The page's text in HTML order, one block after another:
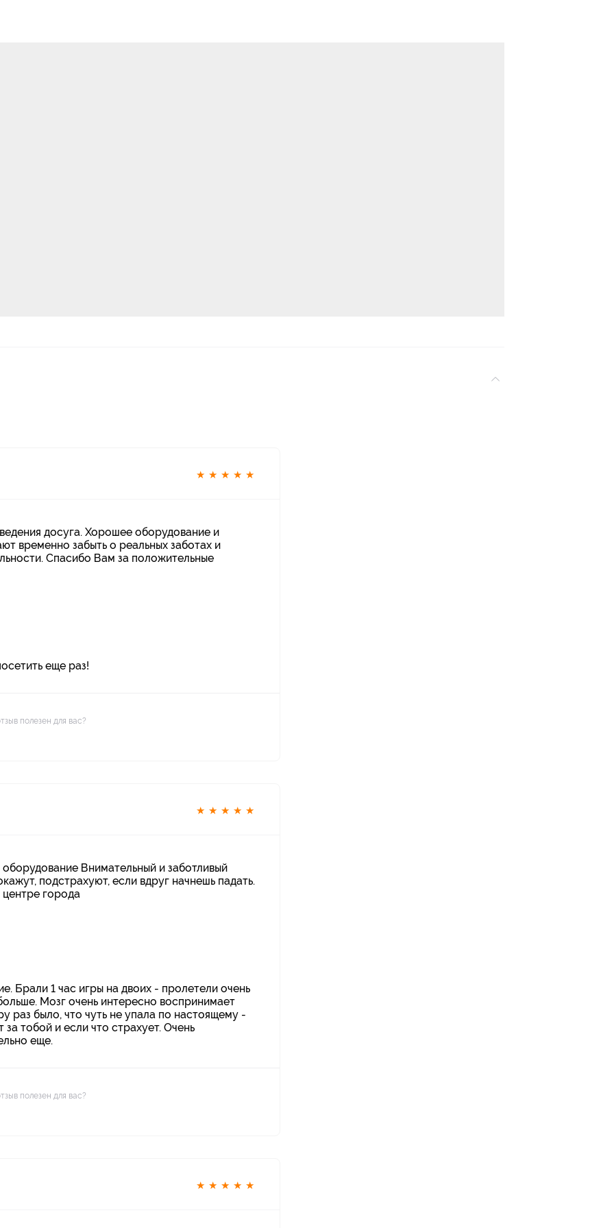
★ ★ ★ ★ ★
досуга. Хорошее оборудование и
временно забыть о реальных заботах и
Спасибо Вам за положительные
еще раз!
полезен для вас?
★ ★ ★ ★ ★
Внимательный и заботливый
подстрахуют, если вдруг начнешь падать.
города
Брали 1 час игры на двоих - пролетели очень
Мозг очень интересно воспринимает
раз было, что чуть не упала по настоящему -
тобой и если что страхует. Очень
еще.
полезен для вас?
★ ★ ★ ★ ★